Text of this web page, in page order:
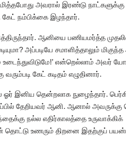
அவரால் இரண்டு
கேட் நம்பிக்கை இழந்தார்.
ஆனியை பணியமர்த்த
அப்படியே சமாளித்தாலும்
என்றெல்லாம் அவர்
கேட் கடிதம் எழுதினார்.
இனிய தென்றலாக நுழைந்தார்.
தேறியவர் ஆனி. ஆனால்
நல்ல எதிர்காலத்தை உருவாக்கிக்
தொட்டு உணரும் திறனை இதற்குப்